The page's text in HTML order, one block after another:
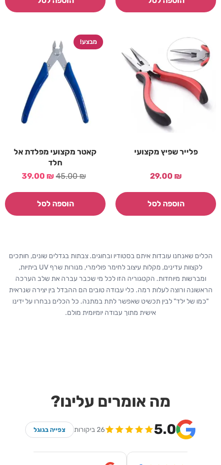
פלייר שפיץ מקצועי
29.00 ₪
הוספה לסל
מבצע!
קאטר מקצועי מפלדת אל
חלד
45.00₪
39.00 ₪
הוספה לסל
הכלים שאנחנו עובדות איתם בסטודיו ובחוגים. צבתות בגדלים שונים, חותכים
לקצוות עדינים, מקלות עיצוב לחימר פולימרי, מנורות שרף UV ביתיות,
ומברשות מיוחדות. הקטגוריה הזו לכל מי שכבר עברה את שלב הערכה
הראשונה ורוצה לעלות רמה. כלי עבודה טובים הם ההבדל בין יצירה שנראית
"כמו של ילד" לבין תכשיט שאפשר לתת במתנה. כל הכלים נבחרו על ידינו
אישית מתוך עבודה יומיומית מולם.
מה אומרים עלינו?
5.0 26 ביקורות צפייה בגוגל